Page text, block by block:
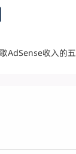
AdSense收入的